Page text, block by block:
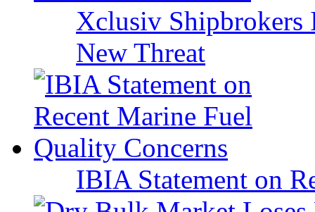
Xclusiv Shipbrokers
New Threat
IBIA Statement on